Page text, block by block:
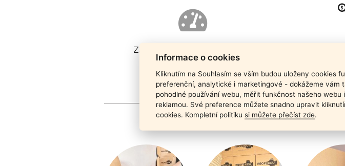
Záruka funkčnosti produktu
Informace o cookies
Kliknutím na Souhlasím se vším budou uloženy cookies
preferenční, analytické i marketingové - dokážeme vám
pohodlné používání webu, měřit funkčnost našeho webu
reklamou. Své preference můžete snadno upravit
cookies. Kompletní politiku si můžete přečíst zde.